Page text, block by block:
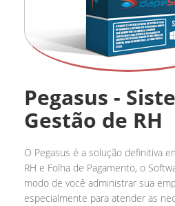
Pegasus -
Gestão de RH
O Pegasus é a solução definitiva
RH e Folha de Pagamento, o
modo de você administrar sua
especialmente para atender as